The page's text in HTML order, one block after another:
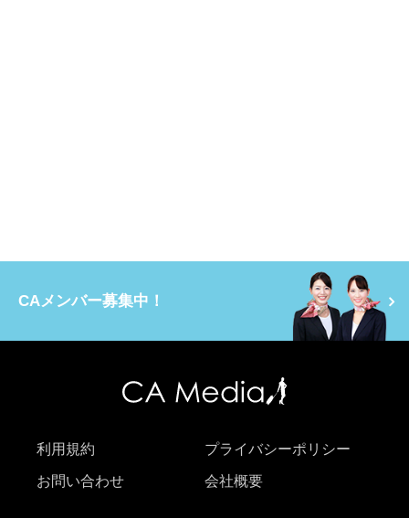
CAメンバー募集中！
利用規約 プライバシーポリシー
お問い合わせ 会社概要